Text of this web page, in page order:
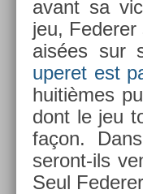
avant sa
jeu, Feder­er
aisées sur
uperet est
huitièmes
dont le jeu
façon.
seront-ils
Seul